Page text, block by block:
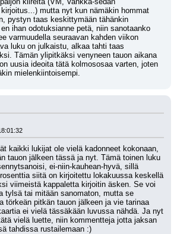
mutta nyt kun nämäkin hommat
pystyn taas keskittymään tähänkin
ihan odotuksianne petä, niin sanotaanko
varmuudella seuraavan kahden viikon
luku on julkaistu, alkaa tahti taas
Tämän ylipitkäksi venyneen tauon aikana
uusia ideoita tätä kolmososaa varten, joten
mielenkiintoisempi.
kaikki lukijat ole vielä kadonneet kokonaan,
tauon jälkeen tässä ja nyt. Tämä toinen luku
ei-niin-kauhean-hyvä, sillä
siitä on kirjoitettu lokakuussa keskellä
viimeistä kappaletta kirjoitin äsken. Se voi
tylsä tai mitään sanomaton, mutta se
törkeän pitkän tauon jälkeen ja vie tarinaa
ei vielä tässäkään luvussa nähdä. Ja nyt
vielä luette, niin kommentteja jotta jaksan
tahdissa rustailemaan :)